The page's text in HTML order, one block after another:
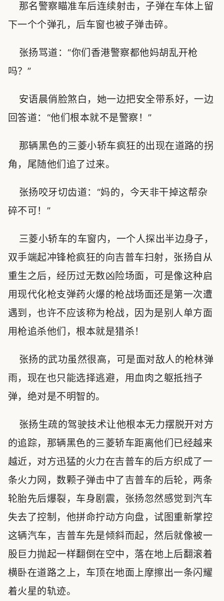
那名警察瞄准车后连续射击，子弹在车体上留
下一个个弹孔，后车窗也被子弹击碎。
张扬骂道：“你们香港警察都他妈胡乱开枪
吗？”
安语晨俏脸煞白，她一边把安全带系好，一边
回答道：“他们根本就不是警察！”
那辆黑色的三菱小轿车疯狂的出现在道路的拐
角，尾随他们追了过来。
张扬咬牙切齿道：“妈的，今天非干掉这帮杂
碎不可！”
三菱小轿车的车窗内，一个人探出半边身子，
双手端起冲锋枪疯狂的向吉普车扫射，张扬自从
重生之后，经历过无数凶险场面，可是像这种启
用现代化枪支弹药火爆的枪战场面还是第一次遭
遇到，也许不应该称为枪战，因为是别人单方面
用枪追杀他们，根本就是猎杀！
张扬的武功虽然很高，可是面对敌人的枪林弹
雨，现在也只能选择逃避，用血肉之躯抵挡子
弹，绝对是不明智的。
张扬生疏的驾驶技术让他根本无力摆脱开对方
的追踪，那辆黑色的三菱轿车距离他们已经越来
越近，对方迅猛的火力在吉普车的后方织成了一
条火力网，数颗子弹击中了吉普车的后轮，两条
轮胎先后爆裂，车身剧震，张扬忽然感觉到汽车
失去了控制，他拼命拧动方向盘，试图重新掌控
这辆汽车，吉普车先是倾斜而起，然后就像被一
股巨力抛起一样翻倒在空中，落在地上后翻滚着
横卧在道路之上，车顶在地面上摩擦出一条闪耀
着火星的轨迹。